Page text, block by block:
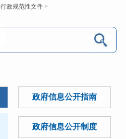
行政规范性文件 >
政府信息公开指南
政府信息公开制度